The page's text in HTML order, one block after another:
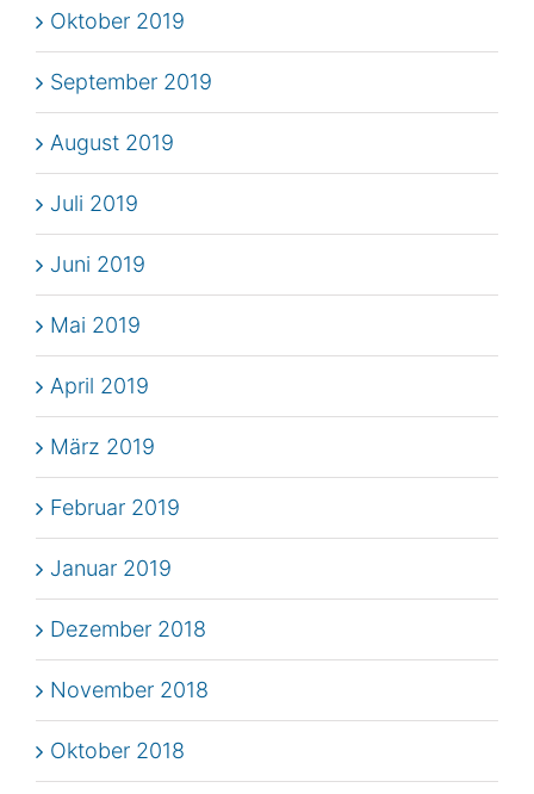
Oktober 2019
September 2019
August 2019
Juli 2019
Juni 2019
Mai 2019
April 2019
März 2019
Februar 2019
Januar 2019
Dezember 2018
November 2018
Oktober 2018